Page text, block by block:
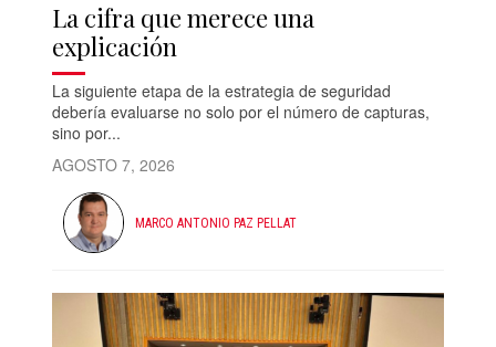
La cifra que merece una
explicación
La siguiente etapa de la estrategia de seguridad
debería evaluarse no solo por el número de capturas,
sino por...
AGOSTO 7, 2026
MARCO ANTONIO PAZ PELLAT